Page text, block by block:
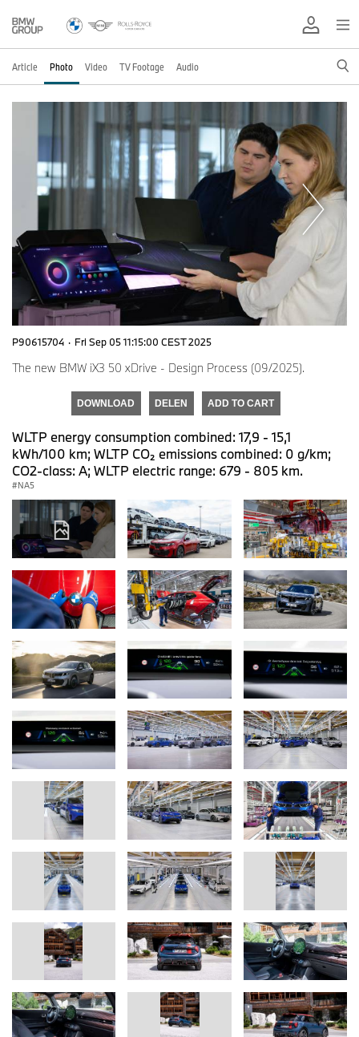
Article Photo Video TV Footage Audio
P90615704 · Fri Sep 05 11:15:00 CEST 2025
The new BMW iX3 50 xDrive - Design Process (09/2025).
DOWNLOAD DELEN ADD TO CART
WLTP energy consumption combined: 17,9 - 15,1
kWh/100 km; WLTP CO₂ emissions combined: 0 g/km;
CO2-class: A; WLTP electric range: 679 - 805 km.
NA5